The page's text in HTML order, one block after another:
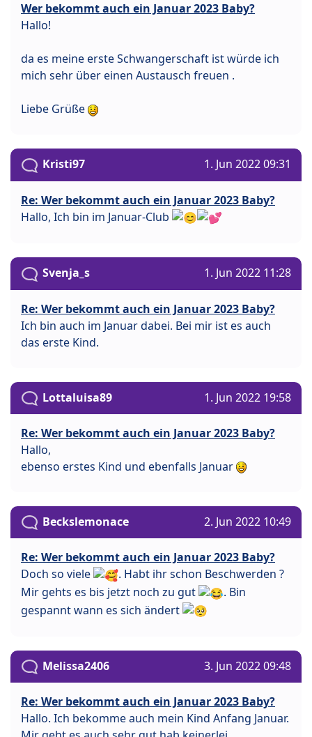
Wer bekommt auch ein Januar 2023 Baby?
Hallo!
da es meine erste Schwangerschaft ist würde ich
mich sehr über einen Austausch freuen .
Liebe Grüße
Kristi97 1. Jun 2022 09:31
Re: Wer bekommt auch ein Januar 2023 Baby?
Hallo, Ich bin im Januar-Club
Svenja_s 1. Jun 2022 11:28
Re: Wer bekommt auch ein Januar 2023 Baby?
Ich bin auch im Januar dabei. Bei mir ist es auch
das erste Kind.
Lottaluisa89 1. Jun 2022 19:58
Re: Wer bekommt auch ein Januar 2023 Baby?
Hallo,
ebenso erstes Kind und ebenfalls Januar
Beckslemonace 2. Jun 2022 10:49
Re: Wer bekommt auch ein Januar 2023 Baby?
Doch so viele
. Habt ihr schon Beschwerden ?
Mir gehts es bis jetzt noch zu gut
. Bin
gespannt wann es sich ändert
Melissa2406 3. Jun 2022 09:48
Re: Wer bekommt auch ein Januar 2023 Baby?
Hallo. Ich bekomme auch mein Kind Anfang Januar.